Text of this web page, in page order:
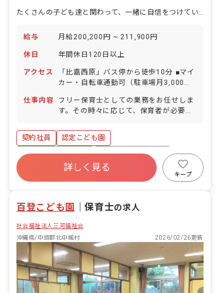
たくさんの子ども達と関わって、一緒に自信をつけていきましょう！
給与 月給200,200円 ~ 211,900円
休日 年間休日120日以上
アクセス
「比嘉西原」バス停から徒歩10分 ■マイ
カー・自転車通勤可（駐車場月3,000
仕事内容
フリー保育士としての業務をお任せしま
す。その時々に応じて、保育者が必要な
フリー保育士としての入職になります
が、保育にきちんと関われることが強み
です。基本的には正社員が担任を持ちま
すが、もし希望があれば担任を持つこと
も可能です。子ども達と関わらない雑用
育業務全般を担当 ・環境整備 ・行事な
名で対応
契約社員
認定こども園
ボーナス・賞与あり
年間休日120日以上
寮・住宅・家賃補助あり
社会保険完備
残業少なめ
詳しく見る
キープ
百登こども園 ｜保育士の求人
社会福祉法人三河福祉会
沖縄県/中頭郡北中城村
2026/02/26更新